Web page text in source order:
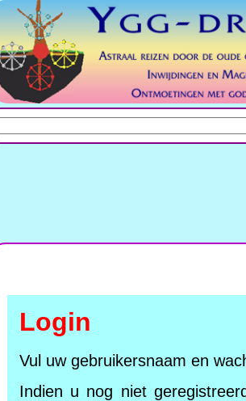
Login
Vul uw gebruikersnaam en
Indien u nog niet